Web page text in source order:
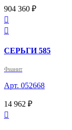
904 360 ₽


СЕРЬГИ 585
Фианит
Арт. 052668
14 962 ₽
